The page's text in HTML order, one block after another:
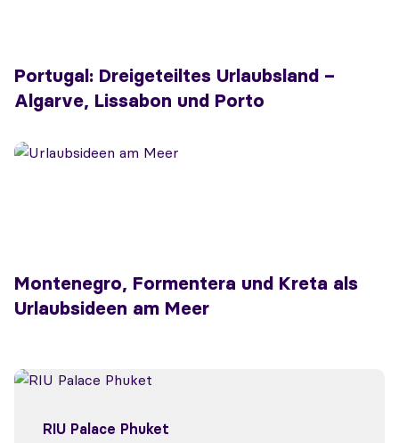
Portugal: Dreigeteiltes Urlaubsland –
Algarve, Lissabon und Porto
Montenegro, Formentera und Kreta als
Urlaubsideen am Meer
RIU Palace Phuket